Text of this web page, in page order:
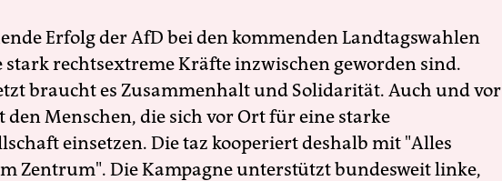
Erfolg der AfD bei den kommenden Landtagswahlen
stark rechtsextreme Kräfte inzwischen geworden sind.
braucht es Zusammenhalt und Solidarität. Auch und vor
den Menschen, die sich vor Ort für eine starke
einsetzen. Die taz kooperiert deshalb mit "Alles
Zentrum". Die Kampagne unterstützt bundesweit linke,